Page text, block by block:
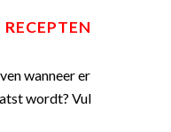
wanneer er
wordt? Vul